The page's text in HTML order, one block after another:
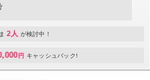
2人 が検討中！
円 キャッシュバック!